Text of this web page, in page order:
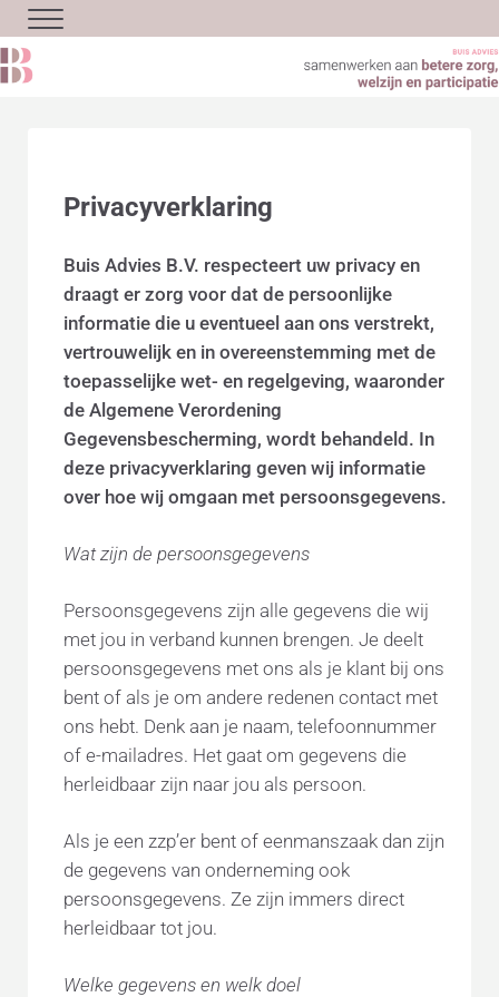
Door naar de hoofd inhoud
Skip to header left navigation
Skip to site footer
Menu
Privacyverklaring
Buis Advies B.V. respecteert uw privacy en
draagt er zorg voor dat de persoonlijke
informatie die u eventueel aan ons verstrekt,
vertrouwelijk en in overeenstemming met de
toepasselijke wet- en regelgeving, waaronder
de Algemene Verordening
Gegevensbescherming, wordt behandeld. In
deze privacyverklaring geven wij informatie
over hoe wij omgaan met persoonsgegevens.
Wat zijn de persoonsgegevens
Persoonsgegevens zijn alle gegevens die wij
met jou in verband kunnen brengen. Je deelt
persoonsgegevens met ons als je klant bij ons
bent of als je om andere redenen contact met
ons hebt. Denk aan je naam, telefoonnummer
of e-mailadres. Het gaat om gegevens die
herleidbaar zijn naar jou als persoon.
Als je een zzp’er bent of eenmanszaak dan zijn
de gegevens van onderneming ook
persoonsgegevens. Ze zijn immers direct
herleidbaar tot jou.
Welke gegevens en welk doel